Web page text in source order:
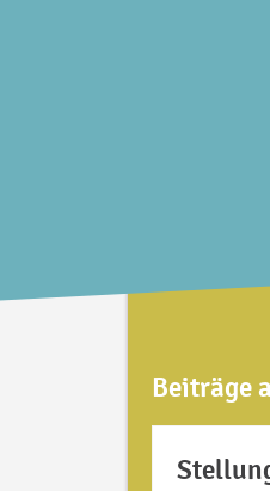
Beiträge